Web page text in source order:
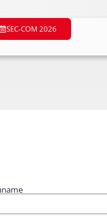
SEC-COM 2026